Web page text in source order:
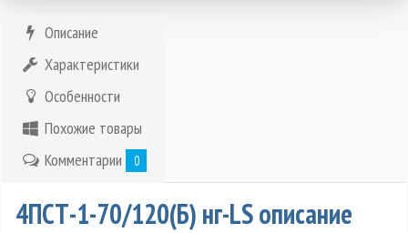
Описание
Характеристики
Особенности
Похожие товары
Комментарии
0
4ПСТ-1-70/120(Б) нг-LS описание